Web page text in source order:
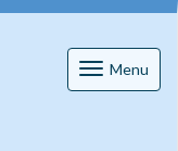
Toggle
Menu